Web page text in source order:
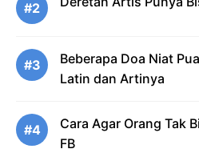
#2
#3
Beberapa Doa Niat
Latin dan Artinya
#4
Cara Agar Orang Tak
FB